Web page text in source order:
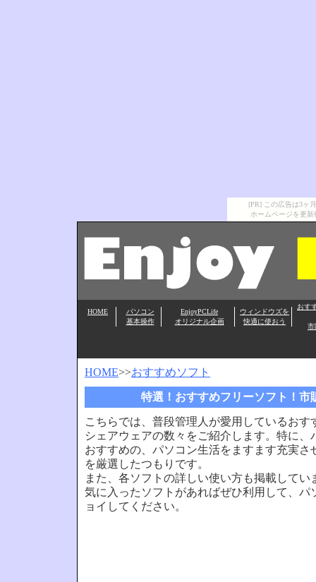
[PR] この広告は3ヶ
ホームページを更
HOME
パソコン
基本操作
EnjoyPCLife
オリジナル企画
ウィンドウズを
快適に使おう
おす
市
HOME>>おすすめソフト
特選！おすすめフリーソフト！市
こちらでは、普段管理人が愛用しているおす
シェアウェアの数々をご紹介します。特に、
おすすめの、パソコン生活をますます充実さ
を厳選したつもりです。
また、各ソフトの詳しい使い方も掲載してい
気に入ったソフトがあればぜひ利用して、パ
ョイしてください。